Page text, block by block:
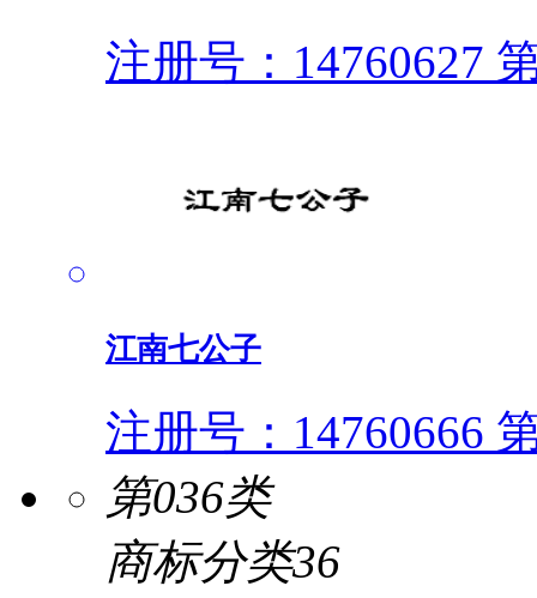
注册号：14760627
江南七公子
注册号：14760666
第036类
商标分类36